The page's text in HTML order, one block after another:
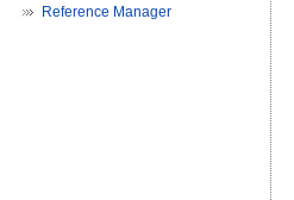
Reference Manager